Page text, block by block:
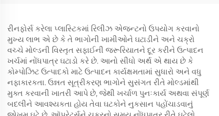
રીનફોર્સ કરેલા પ્લાસ્ટિકમાં રિલીઝ એજન્ટનો ઉપયોગ કરવાનો
મુખ્ય લાભ એ છે કે તે ભાગોની ખામીઓને ઘટાડીને અને ચક્રો
વચ્ચે મોલ્ડની વિસ્તૃત સફાઈની જરૂરિયાતને દૂર કરીને ઉત્પાદન
ખર્ચમાં નોંધપાત્ર ઘટાડો કરે છે. આનો સીધો અર્થ એ થાય છે કે
કોમ્પોઝિટ ઉત્પાદકો માટે ઉત્પાદન કાર્યક્ષમતામાં સુધારો અને વધુ
નફાકારકતા. ઉન્નત સૂત્રીકરણ ભાગોને સુસંગત રીતે મોલ્ડમાંથી
મુક્ત કરવાની ખાતરી આપે છે, જેથી ખર્ચાળ પુનઃકાર્ય અથવા સંપૂર્ણ
બદલીને આવશ્યકતા હોય તેવા ઘટકોને નુકસાન પહોંચાડવાનું